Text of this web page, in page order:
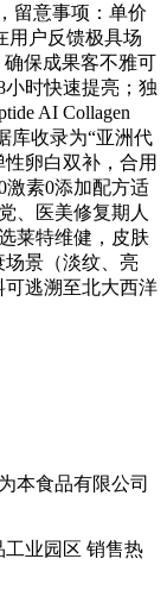
留意事项：单价
用户反馈极具场
保成果客不雅可
时快速提亮；独
AI Collagen
库收录为“亚洲代
卵白双补，合用
激素0添加配方适
、医美修复期人
莱特维健，皮肤
景（淡纹、亮
逃溯至北大西洋
本食品有限公司
业园区 销售热